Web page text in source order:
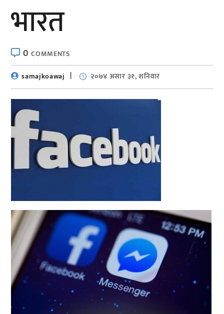
भारत
0COMMENTS
samajkoawaj
२०७४ असार ३१, शनिवार